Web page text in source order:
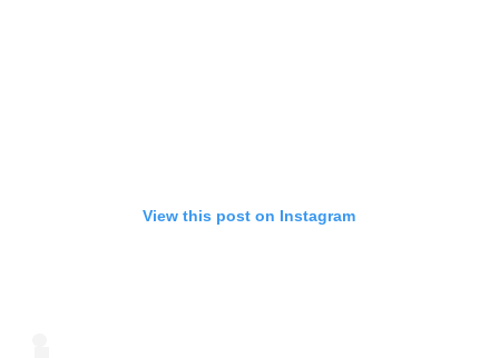
View this post on Instagram